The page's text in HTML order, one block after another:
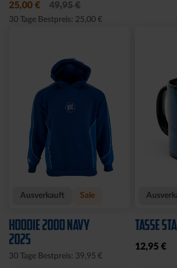
25,00 € 49,95 €
30 Tage Bestpreis: 25,00 €
Ausverkauft Sale
HOODIE 2000 NAVY
2025
30 Tage Bestpreis: 39,95 €
TASSE
12,95 €